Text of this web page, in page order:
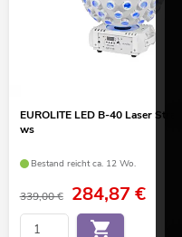
EUROLITE LED B-40 Laser
ws
Bestand reicht ca. 12 Wo.
339,00 € 284,87 €